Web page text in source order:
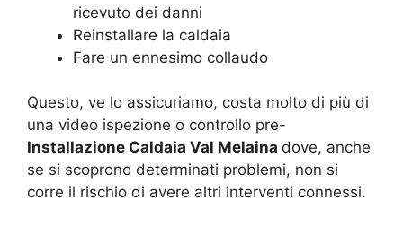
ricevuto dei danni
Reinstallare la caldaia
Fare un ennesimo collaudo
Questo, ve lo assicuriamo, costa molto di più di
una video ispezione o controllo pre-
Installazione Caldaia Val Melaina dove, anche
se si scoprono determinati problemi, non si
corre il rischio di avere altri interventi connessi.